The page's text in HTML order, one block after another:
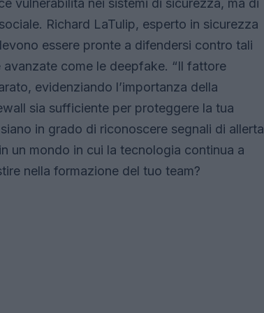
vulnerabilità nei sistemi di sicurezza, ma di
Richard LaTulip, esperto in sicurezza
essere pronte a difendersi contro tali
come le deepfake. “Il fattore
evidenziando l’importanza della
sia sufficiente per proteggere la tua
in grado di riconoscere segnali di allerta
un mondo in cui la tecnologia continua a
nella formazione del tuo team?